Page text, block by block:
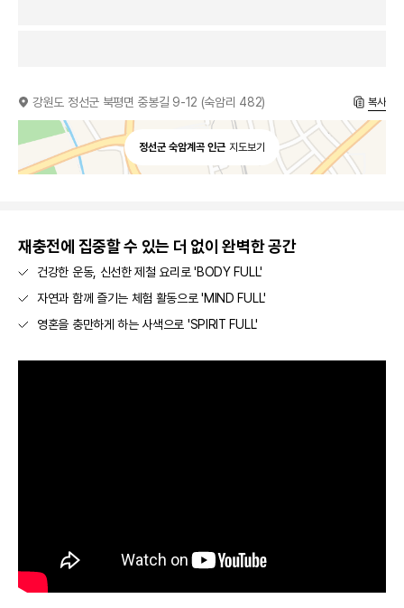
강원도 정선군 북평면 중봉길 9-12 (숙암리 482) 복사
정선군 숙암계곡 인근 지도보기
재충전에 집중할 수 있는 더 없이 완벽한 공간
건강한 운동, 신선한 제철 요리로 'BODY FULL'
자연과 함께 즐기는 체험 활동으로 'MIND FULL'
영혼을 충만하게 하는 사색으로 'SPIRIT FULL'